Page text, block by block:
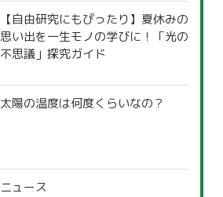
【自由研究にもぴったり】夏休みの
思い出を一生モノの学びに！「光の
不思議」探究ガイド
太陽の温度は何度くらいなの？
ニュース